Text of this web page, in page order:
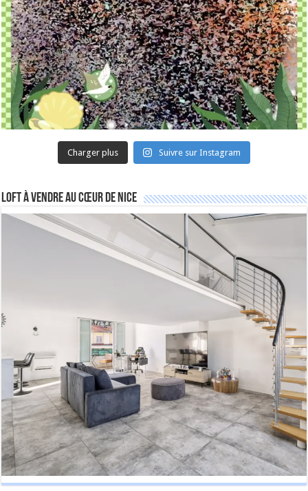
Charger plus Suivre sur Instagram
Loft à vendre au cœur de Nice